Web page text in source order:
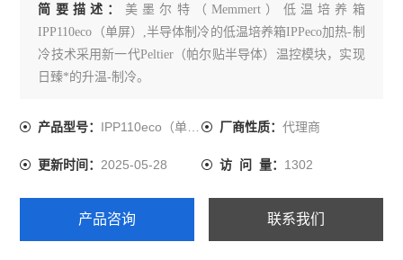
简要描述： 美墨尔特（Memmert）低温培养箱
IPP110eco（单屏）,半导体制冷的低温培养箱IPPeco加热-制
冷技术采用新一代Peltier（帕尔贴半导体）温控模块，实现
日臻*的升温-制冷。
产品型号： IPP110eco（单屏） 厂商性质： 代理商
更新时间：2025-05-28 访 问 量： 1302
产品咨询 联系我们